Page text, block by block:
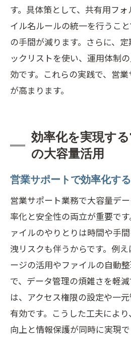
す。具体策として、共有用フ
イル名ルールの統一を行うこ
の手間が減ります。さらに、
ックリストを使い、運用体制
効です。これらの実践で、営
が高まります。
効率化を実現す
の大容量活用
営業サポートで効率化す
営業サポート業務で大容量デ
率化と安全性の両立が重要で
ァイルのやりとりは時間や手
洩リスクも伴うからです。例
ージの活用やファイルの自動
で、データ管理の煩雑さを軽
は、アクセス権限の設定や一
有効です。こうした工夫によ
向上と情報保護が同時に実現で